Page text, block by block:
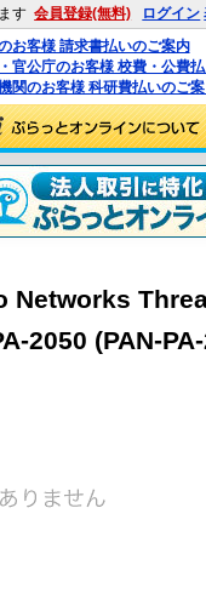
す 会員登録(無料) ログイン
お客様 請求書払いのご案内
官公庁のお客様 校費・公費
関のお客様 科研費払いのご
Networks
2050 (PAN-